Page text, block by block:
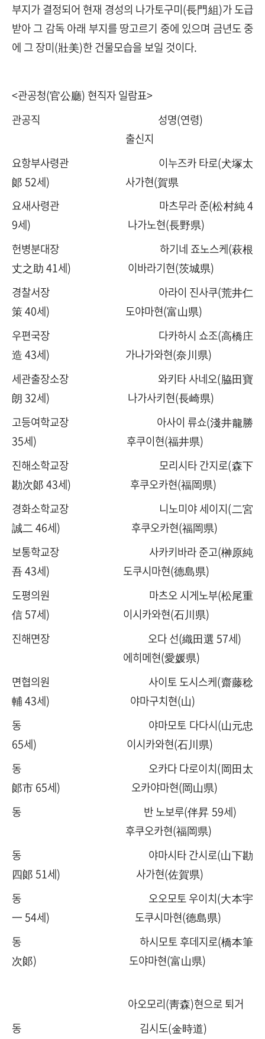
부지가 결정되어 현재 경성의 나가토구미(長門組)가 도급
받아 그 감독 아래 부지를 땅고르기 중에 있으며 금년도 중
에 그 장미(壯美)한 건물모습을 보일 것이다.
<관공청(官公廳) 현직자 일람표>
관공직 성명(연령)
출신지
요항부사령관 이누즈카 타로(犬塚太
郞 52세) 사가현(賀県
요새사령관 마츠무라 준(松村純 4
9세) 나가노현(長野県)
헌병분대장 하기네 죠노스케(萩根
丈之助 41세) 이바라기현(茨城県)
경찰서장 아라이 진사쿠(荒井仁
策 40세) 도야마현(富山県)
우편국장 다카하시 쇼조(高橋庄
造43세) 가나가와현(奈川県)
세관출장소장 와키타 사네오(脇田寶
朗 32세) 나가사키현(長崎県)
고등여학교장 아사이 류쇼(淺井龍勝
35세) 후쿠이현(福井県)
진해소학교장 모리시타 간지로(森下
勘次郞 43세) 후쿠오카현(福岡県)
경화소학교장 니노미야 세이지(二宮
誠二 46세) 후쿠오카현(福岡県)
보통학교장 사카키바라 준고(榊原純
吾 43세) 도쿠시마현(德島県)
도평의원 마츠오 시게노부(松尾重
信 57세) 이시카와현(石川県)
진해면장 오다 선(織田選 57세)
에히메현(愛媛県)
면협의원 사이토 도시스케(齋藤稔
輔43세) 야마구치현(山)
동 야마모토 다다시(山元忠
65세) 이시카와현(石川県)
동 오카다 다로이치(岡田太
郞市 65세) 오카야마현(岡山県)
동 반 노보루(伴昇 59세)
후쿠오카현(福岡県)
동 야마시타 간시로(山下勘
四郞 51세) 사가현(佐賀県)
동 오오모토 우이치(大本宇
一 54세) 도쿠시마현(德島県)
동 하시모토 후데지로(橋本筆
次郞) 도야마현(富山県)
아오모리(靑森)현으로 퇴거
동 김시도(金時道)